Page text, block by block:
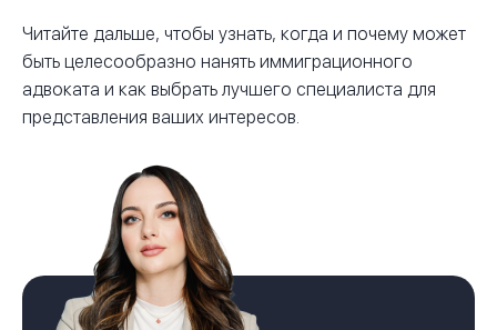
Читайте дальше, чтобы узнать, когда и почему может
быть целесообразно нанять иммиграционного
адвоката и как выбрать лучшего специалиста для
представления ваших интересов.